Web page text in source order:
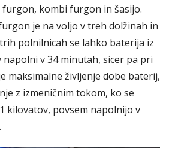
kombi furgon in šasijo.
je na voljo v treh dolžinah in
polnilnicah se lahko baterija iz
napolni v 34 minutah, sicer pa pri
maksimalne življenje dobe baterij,
z izmeničnim tokom, ko se
kilovatov, povsem napolnijo v